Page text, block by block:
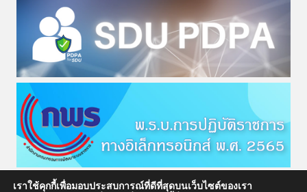
เราใช้คุกกี้เพื่อมอบประสบการณ์ที่ดีที่สุดบนเว็บไซต์ของเรา